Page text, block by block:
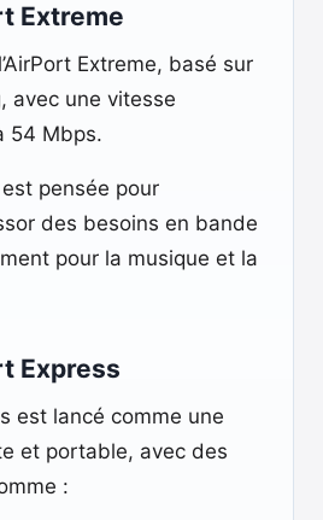
Extreme
Extreme, basé sur
avec une vitesse
54 Mbps.
pensée pour
des besoins en bande
pour la musique et la
Express
est lancé comme une
et portable, avec des
: